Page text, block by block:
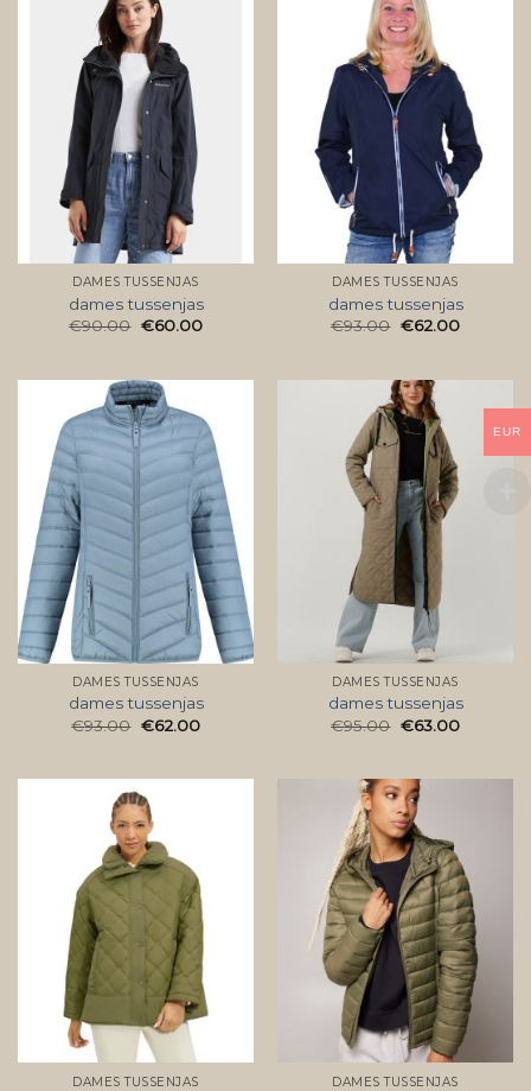
DAMES TUSSENJAS
dames tussenjas
€90.00 €60.00
DAMES TUSSENJAS
dames tussenjas
€93.00 €62.00
DAMES TUSSENJAS
dames tussenjas
€93.00 €62.00
DAMES TUSSENJAS
dames tussenjas
€95.00 €63.00
DAMES TUSSENJAS DAMES TUSSENJAS
EUR